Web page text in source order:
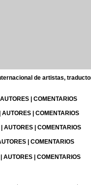
de artistas,
| COMENTARIOS
| COMENTARIOS
AUTORES | COMENTARIOS
| COMENTARIOS
AUTORES | COMENTARIOS